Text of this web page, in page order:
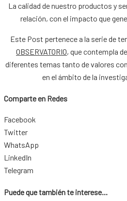
La calidad de nuestro productos y
relación, con el impacto que
Este Post pertenece a la serie de
OBSERVATORIO, que contempla
diferentes temas tanto de valores
en el ámbito de la
Comparte en Redes
Facebook
Twitter
WhatsApp
LinkedIn
Telegram
Puede que también te interese...